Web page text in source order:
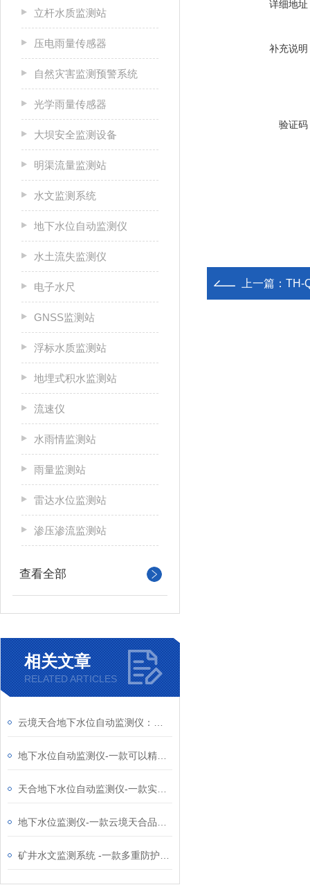
立杆水质监测站
压电雨量传感器
自然灾害监测预警系统
光学雨量传感器
大坝安全监测设备
明渠流量监测站
水文监测系统
地下水位自动监测仪
水土流失监测仪
电子水尺
GNSS监测站
浮标水质监测站
地埋式积水监测站
流速仪
水雨情监测站
雨量监测站
雷达水位监测站
渗压渗流监测站
查看全部
相关文章
RELATED ARTICLES
详细地址
补充说明
验证码
上一篇： TH-